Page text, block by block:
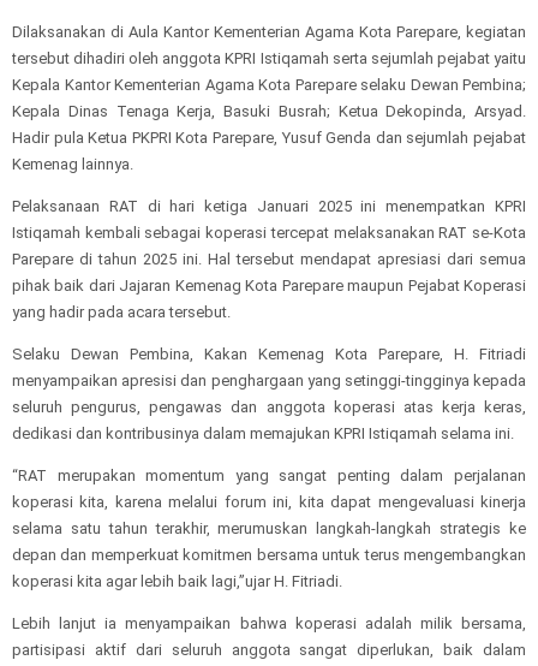
Dilaksanakan di Aula Kantor Kementerian Agama Kota Parepare, kegiatan
tersebut dihadiri oleh anggota KPRI Istiqamah serta sejumlah pejabat yaitu
Kepala Kantor Kementerian Agama Kota Parepare selaku Dewan Pembina;
Kepala Dinas Tenaga Kerja, Basuki Busrah; Ketua Dekopinda, Arsyad.
Hadir pula Ketua PKPRI Kota Parepare, Yusuf Genda dan sejumlah pejabat
Kemenag lainnya.
Pelaksanaan RAT di hari ketiga Januari 2025 ini menempatkan KPRI
Istiqamah kembali sebagai koperasi tercepat melaksanakan RAT se-Kota
Parepare di tahun 2025 ini. Hal tersebut mendapat apresiasi dari semua
pihak baik dari Jajaran Kemenag Kota Parepare maupun Pejabat Koperasi
yang hadir pada acara tersebut.
Selaku Dewan Pembina, Kakan Kemenag Kota Parepare, H. Fitriadi
menyampaikan apresisi dan penghargaan yang setinggi-tingginya kepada
seluruh pengurus, pengawas dan anggota koperasi atas kerja keras,
dedikasi dan kontribusinya dalam memajukan KPRI Istiqamah selama ini.
“RAT merupakan momentum yang sangat penting dalam perjalanan
koperasi kita, karena melalui forum ini, kita dapat mengevaluasi kinerja
selama satu tahun terakhir, merumuskan langkah-langkah strategis ke
depan dan memperkuat komitmen bersama untuk terus mengembangkan
koperasi kita agar lebih baik lagi,”ujar H. Fitriadi.
Lebih lanjut ia menyampaikan bahwa koperasi adalah milik bersama,
partisipasi aktif dari seluruh anggota sangat diperlukan, baik dalam